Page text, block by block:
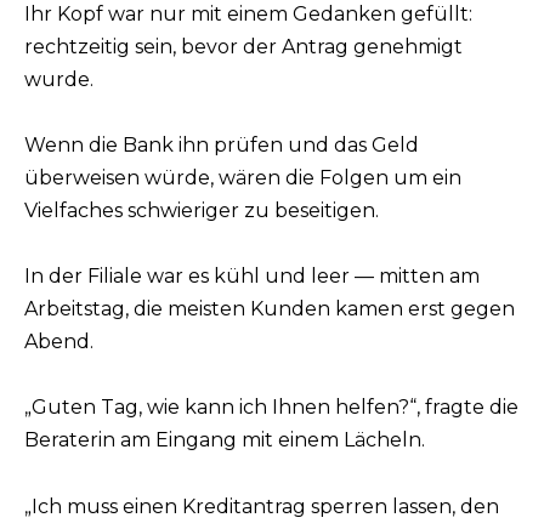
Ihr Kopf war nur mit einem Gedanken gefüllt:
rechtzeitig sein, bevor der Antrag genehmigt
wurde.
Wenn die Bank ihn prüfen und das Geld
überweisen würde, wären die Folgen um ein
Vielfaches schwieriger zu beseitigen.
In der Filiale war es kühl und leer — mitten am
Arbeitstag, die meisten Kunden kamen erst gegen
Abend.
„Guten Tag, wie kann ich Ihnen helfen?“, fragte die
Beraterin am Eingang mit einem Lächeln.
„Ich muss einen Kreditantrag sperren lassen, den